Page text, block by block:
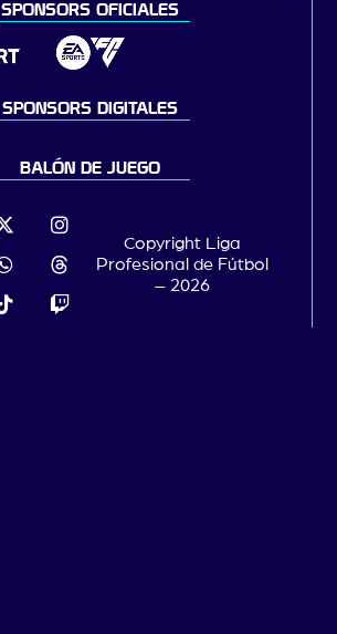
SPONSORS OFICIALES
SPONSORS DIGITALES
BALÓN DE JUEGO
Copyright Liga
Profesional de Fútbol
– 2026